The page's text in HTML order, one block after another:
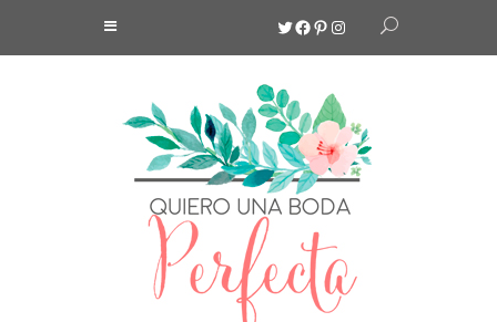
Twitter
Facebook
Pinterest
Instagram